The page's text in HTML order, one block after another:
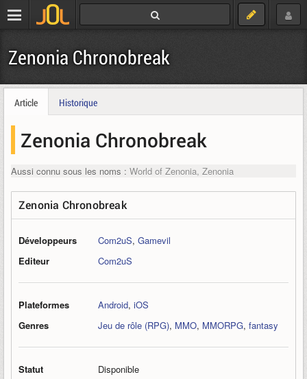
Zenonia Chronobreak
Article Historique
Zenonia Chronobreak
Aussi connu sous les noms : World of Zenonia, Zenonia
Zenonia Chronobreak
Développeurs Com2uS, Gamevil
Editeur
Com2uS
Plateformes Android, iOS
Genres
Jeu de rôle (RPG), MMO, MMORPG, fantasy
Statut
Disponible